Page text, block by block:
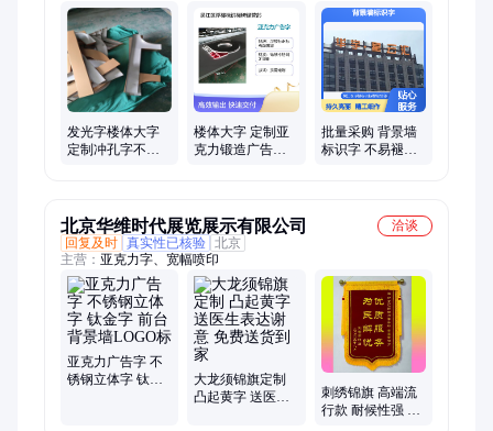
地字、仿古字牌、屋顶铝字、电镀不锈钢字、大字广告牌、精神
堡垒、安全警示牌、景区导视牌
发光字楼体大字
定制冲孔字不锈
楼体大字 定制亚
克力锻造广告字
批量采购 背景墙
标识字 不易褪色
北京华维时代展览展示有限公司
洽谈
回复及时 真实性已核验 北京
主营： 亚克力字、宽幅喷印
亚克力广告字 不
锈钢立体字 钛金
大龙须锦旗定制
凸起黄字 送医生
刺绣锦旗 高端流
行款 耐候性强 感